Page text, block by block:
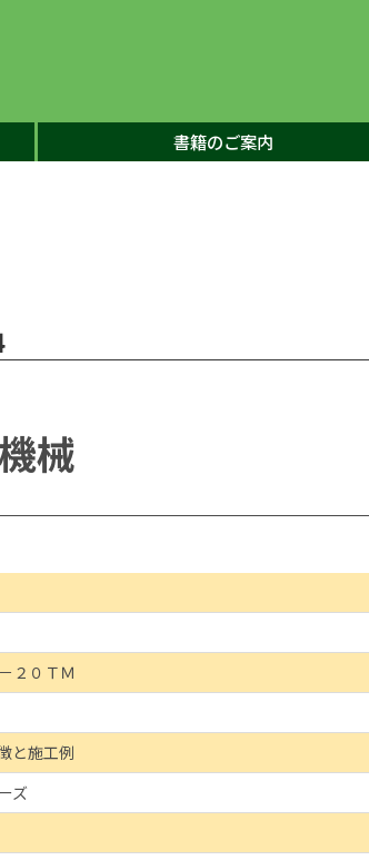
書籍のご案内
械
２０ＴＭ
と施工例
ズ